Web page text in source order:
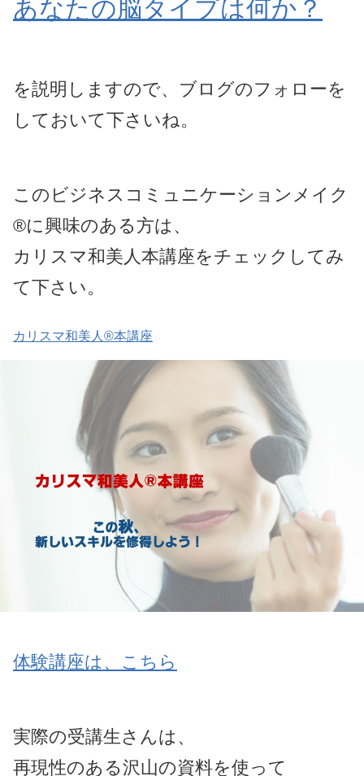
あなたの脳タイプは何か？
を説明しますので、ブログのフォローを
しておいて下さいね。
このビジネスコミュニケーションメイク
®に興味のある方は、
カリスマ和美人本講座をチェックしてみ
て下さい。
カリスマ和美人®本講座
体験講座は、こちら
実際の受講生さんは、
再現性のある沢山の資料を使って